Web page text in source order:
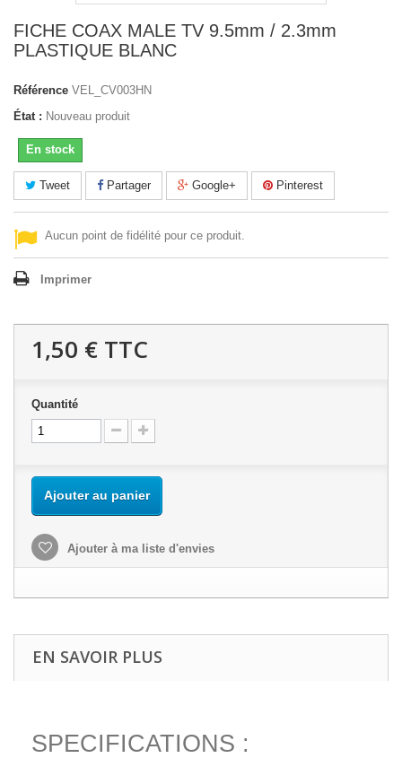
FICHE COAX MALE TV 9.5mm / 2.3mm
PLASTIQUE BLANC
Référence VEL_CV003HN
État : Nouveau produit
En stock
Tweet Partager Google+ Pinterest
Aucun point de fidélité pour ce produit.
Imprimer
1,50 € TTC
Quantité
Ajouter au panier
Ajouter à ma liste d'envies
EN SAVOIR PLUS
SPECIFICATIONS :